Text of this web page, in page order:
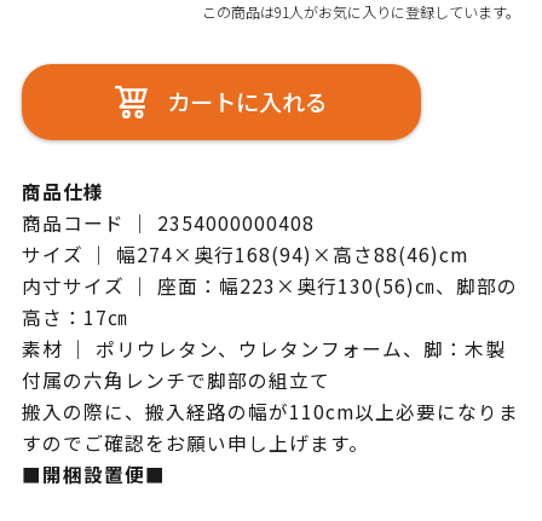
この商品は91人がお気に入りに登録しています。
カートに入れる
商品仕様
商品コード ｜ 2354000000408
サイズ ｜ 幅274×奥行168(94)×高さ88(46)cm
内寸サイズ ｜ 座面：幅223×奥行130(56)㎝、脚部の
高さ：17㎝
素材 ｜ ポリウレタン、ウレタンフォーム、脚：木製
付属の六角レンチで脚部の組立て
搬入の際に、搬入経路の幅が110cm以上必要になりま
すのでご確認をお願い申し上げます。
■開梱設置便■